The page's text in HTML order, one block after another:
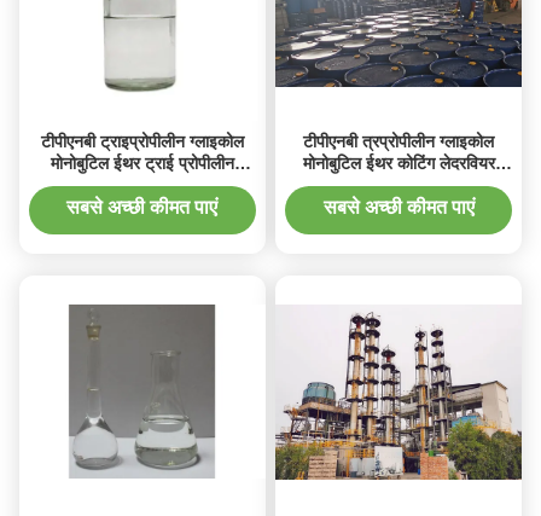
टीपीएनबी ट्राइप्रोपीलीन ग्लाइकोल
मोनोबुटिल ईथर ट्राई प्रोपीलीन
ग्लाइकोल ब्यूटाइल ईथर कैस 55934-
93-5
सबसे अच्छी कीमत पाएं
टीपीएनबी त्रप्रोपीलीन ग्लाइकोल
मोनोबुटिल ईथर कोटिंग लेदरवियर
सहायक सॉल्वेंट
सबसे अच्छी कीमत पाएं